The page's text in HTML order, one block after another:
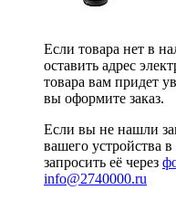
Если товара нет в
оставить адрес
товара вам придет
вы оформите заказ.
Если вы не нашли
вашего устройства
запросить её через
info@2740000.ru